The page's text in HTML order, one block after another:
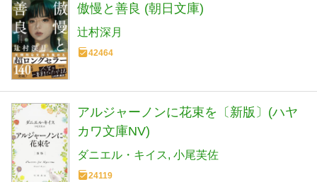
傲慢と善良 (朝日文庫)
辻村深月
42464
アルジャーノンに花束を〔新版〕(ハヤ
カワ文庫NV)
ダニエル・キイス 小尾芙佐
24119